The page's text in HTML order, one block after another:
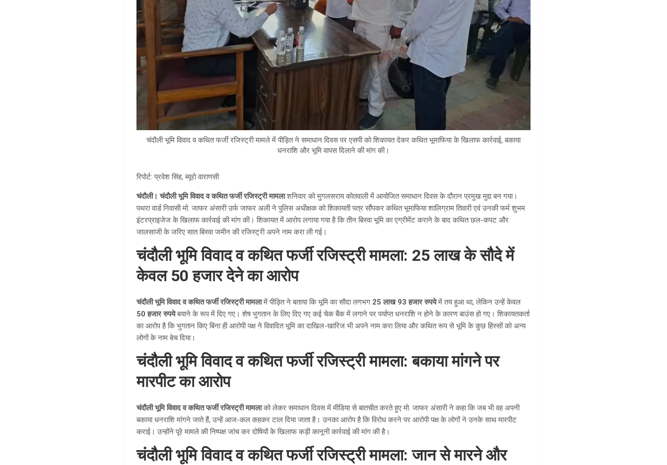
चंदौली भूमि विवाद व कथित फर्जी रजिस्ट्री मामले में पीड़ित ने समाधान दिवस पर एसपी को शिकायत देकर कथित भूमाफिया के खिलाफ कार्रवाई, बकाया
धनराशि और भूमि वापस दिलाने की मांग की।
रिपोर्ट: प्रवेश सिंह, ब्यूरो वाराणसी
चंदौली। चंदौली भूमि विवाद व कथित फर्जी रजिस्ट्री मामलाशनिवार को मुगलसराय कोतवाली में आयोजित समाधान दिवस के दौरान प्रमुख मुद्दा बन गया।
पथरा वार्ड निवासी मो. जाफर अंसारी उर्फ जाफर अली ने पुलिस अधीक्षक को शिकायती पत्र सौंपकर कथित भूमाफिया शालिग्राम तिवारी एवं उनकी फर्म शुभम
इंटरप्राइजेज के खिलाफ कार्रवाई की मांग की। शिकायत में आरोप लगाया गया है कि तीन बिस्वा भूमि का एग्रीमेंट कराने के बाद कथित छल-कपट और
जालसाजी के जरिए सात बिस्वा जमीन की रजिस्ट्री अपने नाम करा ली गई।
चंदौली भूमि विवाद व कथित फर्जी रजिस्ट्री मामला: 25 लाख के सौदे में
केवल 50 हजार देने का आरोप
चंदौली भूमि विवाद व कथित फर्जी रजिस्ट्री मामलामें पीड़ित ने बताया कि भूमि का सौदा लगभग 25 लाख 93 हजार रुपयेमें तय हुआ था, लेकिन उन्हें केवल
50 हजार रुपयेबयाने के रूप में दिए गए। शेष भुगतान के लिए दिए गए कई चेक बैंक में लगाने पर पर्याप्त धनराशि न होने के कारण बाउंस हो गए। शिकायतकर्ता
का आरोप है कि भुगतान किए बिना ही आरोपी पक्ष ने विवादित भूमि का दाखिल-खारिज भी अपने नाम करा लिया और कथित रूप से भूमि के कुछ हिस्सों को अन्य
लोगों के नाम बेच दिया।
चंदौली भूमि विवाद व कथित फर्जी रजिस्ट्री मामला: बकाया मांगने पर
मारपीट का आरोप
चंदौली भूमि विवाद व कथित फर्जी रजिस्ट्री मामलाको लेकर समाधान दिवस में मीडिया से बातचीत करते हुए मो. जाफर अंसारी ने कहा कि जब भी वह अपनी
बकाया धनराशि मांगने जाते हैं, उन्हें आज-कल कहकर टाल दिया जाता है। उनका आरोप है कि विरोध करने पर आरोपी पक्ष के लोगों ने उनके साथ मारपीट
कराई। उन्होंने पूरे मामले की निष्पक्ष जांच कर दोषियों के खिलाफ कड़ी कानूनी कार्रवाई की मांग की है।
चंदौली भूमि विवाद व कथित फर्जी रजिस्ट्री मामला: जान से मारने और